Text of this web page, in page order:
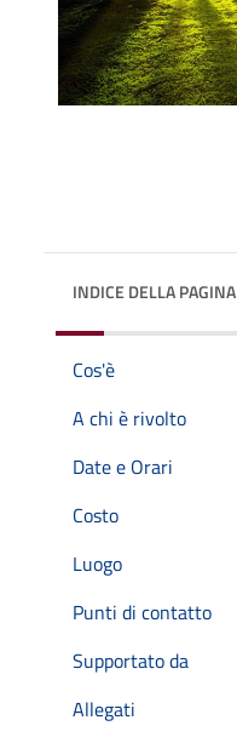
INDICE DELLA PAGINA
Cos'è
A chi è rivolto
Date e Orari
Costo
Luogo
Punti di contatto
Supportato da
Allegati